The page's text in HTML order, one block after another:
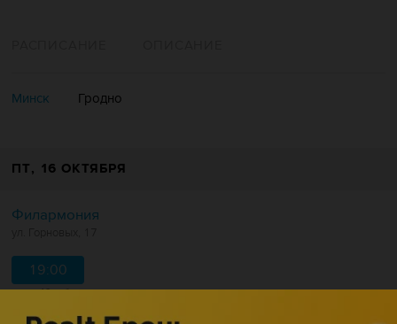
Минск Гродно
ПТ, 16 ОКТЯБРЯ
Филармония
19:00
от 49 руб.